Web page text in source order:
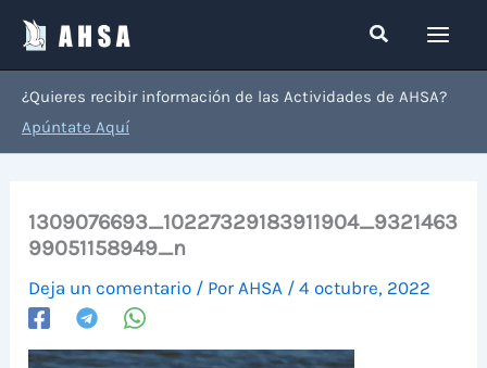
contenido
Buscar
¿Quieres recibir información de las Actividades de AHSA?
Apúntate Aquí
1309076693_10227329183911904_9321463
99051158949_n
Deja un comentario / Por AHSA /4 octubre, 2022